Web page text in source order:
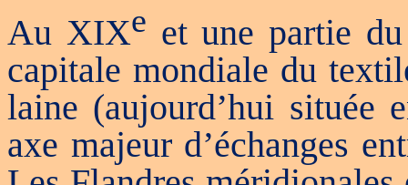
Au XIXe et une partie
capitale mondiale du
laine (aujourd’hui située
axe majeur d’échanges